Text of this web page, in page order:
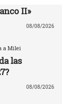
II»
08/08/2026
a Milei
las
08/08/2026